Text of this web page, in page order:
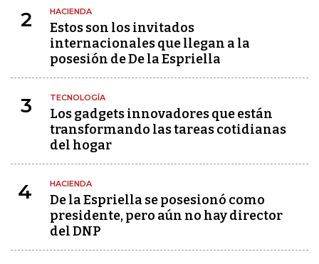
2 HACIENDA
Estos son los invitados
internacionales que llegan a la
posesión de De la Espriella
3 TECNOLOGÍA
Los gadgets innovadores que están
transformando las tareas cotidianas
del hogar
4 HACIENDA
De la Espriella se posesionó como
presidente, pero aún no hay director
del DNP